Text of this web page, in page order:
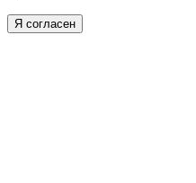
Я согласен